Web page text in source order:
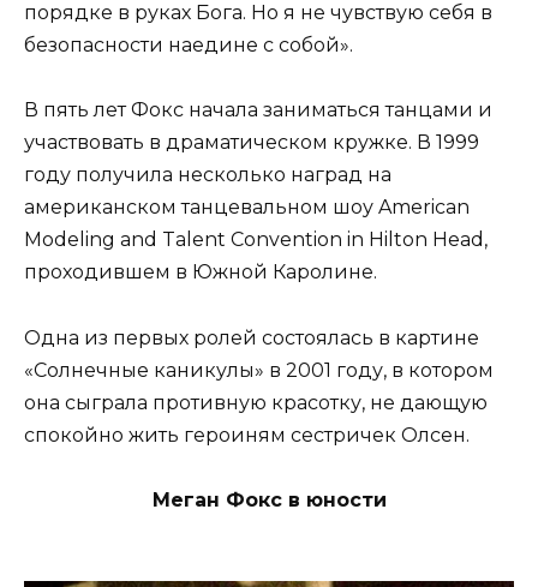
порядке в руках Бога. Но я не чувствую себя в
безопасности наедине с собой».
В пять лет Фокс начала заниматься танцами и
участвовать в драматическом кружке. В 1999
году получила несколько наград на
американском танцевальном шоу American
Modeling and Talent Convention in Hilton Head,
проходившем в Южной Каролине.
Одна из первых ролей состоялась в картине
«Солнечные каникулы» в 2001 году, в котором
она сыграла противную красотку, не дающую
спокойно жить героиням сестричек Олсен.
Меган Фокс в юности